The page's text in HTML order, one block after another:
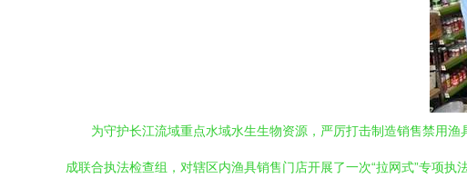
为守护长江流域重点水域水生生物资源，严厉打击制造销售禁用
成联合执法检查组，对辖区内渔具销售门店开展了一次“拉网式”专项执法